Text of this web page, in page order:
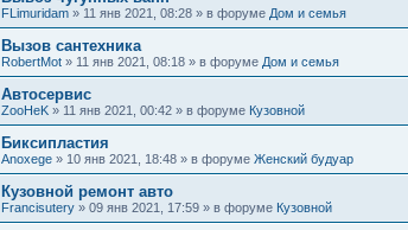
FLimuridam » 11 янв 2021, 08:28 » в форуме Дом и семья
Вызов сантехника
RobertMot » 11 янв 2021, 08:18 » в форуме Дом и семья
Автосервис
ZooHeK » 11 янв 2021, 00:42 » в форуме Кузовной
Биксипластия
Anoxege » 10 янв 2021, 18:48 » в форуме Женский будуар
Кузовной ремонт авто
Francisutery » 09 янв 2021, 17:59 » в форуме Кузовной